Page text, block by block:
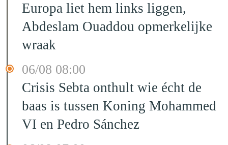
Europa liet hem links liggen,
Abdeslam Ouaddou opmerkelijke
wraak
06/08 08:00
Crisis Sebta onthult wie écht de
baas is tussen Koning Mohammed
VI en Pedro Sánchez